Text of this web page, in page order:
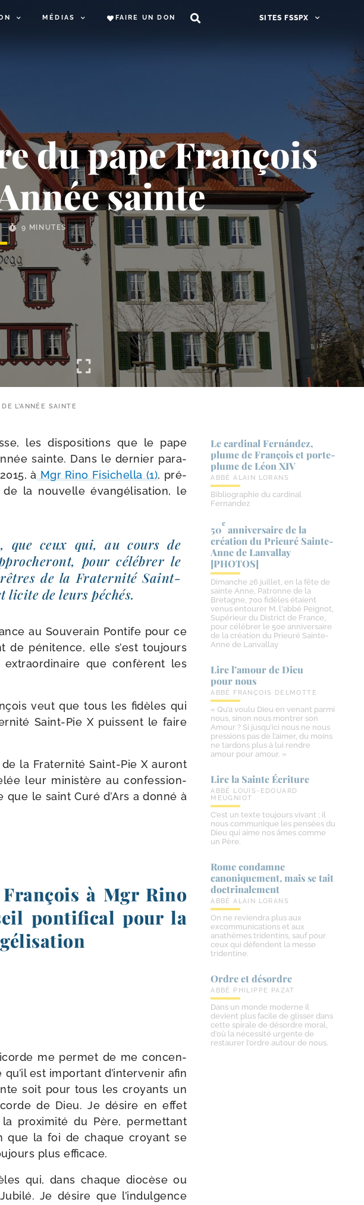
MÉDIAS FAIRE UN DON SITES FSSPX
du pape François
sainte
9 MINUTES
L’ANNÉE SAINTE
les dis­po­si­tions que le pape
sainte. Dans le der­nier para­
à Mgr Rino Fisichella (1), pré­
la nou­velle évan­gé­li­sa­tion, le
que ceux qui, au cours de
pour célé­brer le
de la Fraternité Saint-​
licite de leurs péchés.
au Souverain Pontife pour ce
de péni­tence, elle s’est tou­jours
que confèrent les
veut que tous les fidèles qui
Saint-​Pie X puissent le faire
la Fraternité Saint-​Pie X auront
leur minis­tère au confes­sion­
le saint Curé d’Ars a don­né à
à Mgr Rino
pontifical pour la
me per­met de me concen­
est impor­tant d’intervenir afin
soit pour tous les croyants un
de Dieu. Je désire en effet
proxi­mi­té du Père, per­met­tant
que la foi de chaque croyant se
plus efficace.
qui, dans chaque dio­cèse ou
Je désire que l’indulgence
Le cardinal Fernández,
plume de François et porte-​
plume de Léon XIV
ABBÉ ALAIN LORANS
Bibliographie du cardinal
Fernandez
50
e
anniversaire de la
création du Prieuré Sainte-​
Anne de Lanvallay
[PHOTOS]
Dimanche 26 juillet, en la fête de
sainte Anne, Patronne de la
Bretagne, 700 fidèles étaient
venus entourer M. l'abbé Peignot,
Supérieur du District de France,
pour célébrer le 50e anniversaire
de la création du Prieuré Sainte-
Anne de Lanvallay
Lire l’amour de Dieu
pour nous
ABBÉ FRANÇOIS DELMOTTE
« Qu’a voulu Dieu en venant parmi
nous, sinon nous montrer son
Amour ? Si jusqu’ici nous ne nous
pressions pas de l’aimer, du moins
ne tardons plus à lui rendre
amour pour amour. »
Lire la Sainte Écriture
ABBÉ LOUIS-EDOUARD
MEUGNIOT
C’est un texte toujours vivant ; il
nous communique les pensées du
Dieu qui aime nos âmes comme
un Père.
Rome condamne
canoniquement, mais se tait
doctrinalement
ABBÉ ALAIN LORANS
On ne reviendra plus aux
excommunications et aux
anathèmes tridentins, sauf pour
ceux qui défendent la messe
tridentine.
Ordre et désordre
ABBÉ PHILIPPE PAZAT
Dans un monde moderne il
devient plus facile de glisser dans
cette spirale de désordre moral,
d’où la nécessité urgente de
restaurer l’ordre autour de nous.